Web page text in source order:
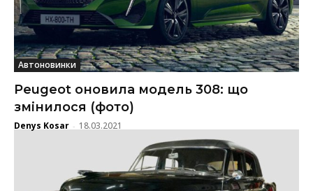
Автоновинки
Peugeot оновила модель 308: що
змінилося (фото)
Denys Kosar - 18.03.2021